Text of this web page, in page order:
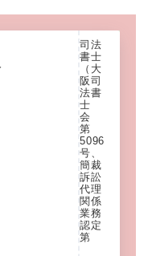
司法
書士
（大
阪司
法書
士
会
第
5096
号、
簡裁
訴訟
代理
関係
業務
認定
第